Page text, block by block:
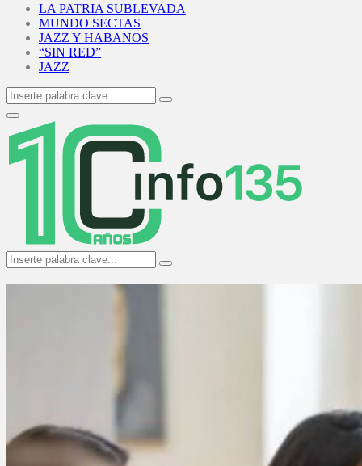
LA PATRIA SUBLEVADA
MUNDO SECTAS
JAZZ Y HABANOS
“SIN RED”
JAZZ
Search
for:
Search
Primary
Menu
Search
for:
Search